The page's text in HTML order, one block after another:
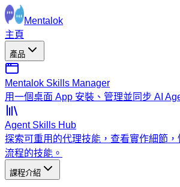
Mentalok
主頁
產品
Mentalok Skills Manager
用一個桌面 App 安裝、管理並同步 AI
Agent Skills Hub
探索可重用的代理技能，查看實作細節
流程的技能。
課程介紹